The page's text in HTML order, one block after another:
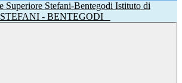
Istituto di
STEFANI - BENTEGODI